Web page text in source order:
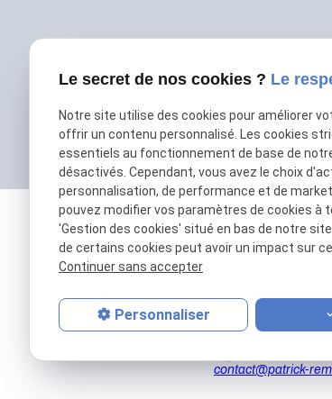
contact@patrick-
Le secret de nos cookies ? Le
Notre site utilise des cookies pour améliorer
offrir un contenu personnalisé. Les cookies
essentiels au fonctionnement de base de
désactivés. Cependant, vous avez le choix
personnalisation, de performance et de
pouvez modifier vos paramètres de cookies à
'Gestion des cookies' situé en bas de notre
de certains cookies peut avoir un impact sur
Continuer sans accepter
Personnaliser